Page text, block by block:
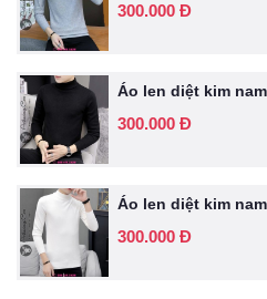
300.000 Đ
Áo len diệt kim
300.000 Đ
Áo len diệt kim
300.000 Đ